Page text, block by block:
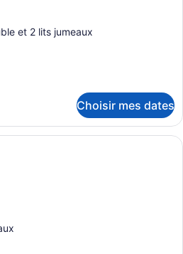
et 2 lits jumeaux
Choisir mes dates
Une chambre d’hôtel avec un lit,